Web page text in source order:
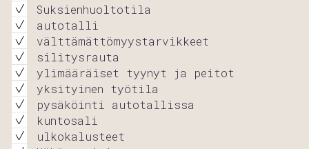
Suksienhuoltotila
autotalli
välttämättömyystarvikkeet
silitysrauta
ylimääräiset tyynyt ja peitot
yksityinen työtila
pysäköinti autotallissa
kuntosali
ulkokalusteet